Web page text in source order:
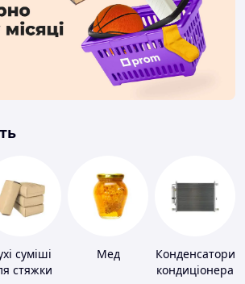
суміші
стяжки
Мед
Конденсатори
кондиціонера